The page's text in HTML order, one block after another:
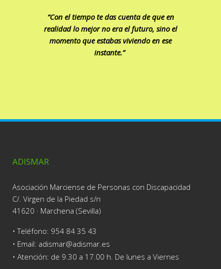
“Con el tiempo te das cuenta de que en
realidad lo mejor no era el futuro, sino el
momento que estabas viviendo en ese
instante.”
ADISMAR
Asociación Marciense de Personas con Discapacidad
C/. Virgen de la Piedad s/n
41620 · Marchena (Sevilla)
• Teléfono: 954 84 35 43
• Email: adismar@adismar.es
• Atención: de 9.30 a 17.00 h. De lunes a Viernes